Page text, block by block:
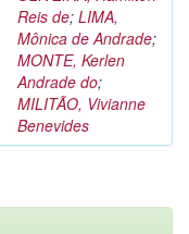
Reis de; LIMA,
Mônica de Andrade;
MONTE, Kerlen
Andrade do;
MILITÃO, Vivianne
Benevides